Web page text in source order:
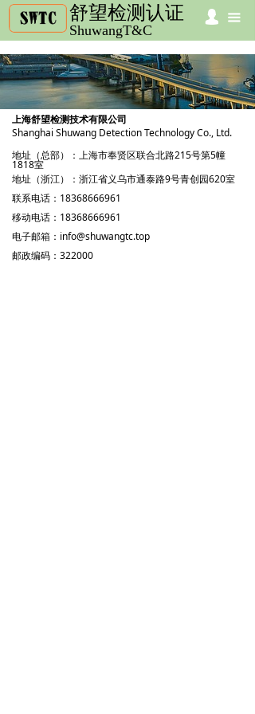
넙 끀
首页
我们的服务
公司介绍
电子跟踪单
资源中心
清关认证
检验验货
舒望检测认证
ShuwangT&C
上海舒望检测技术有限公司
Shanghai Shuwang Detection Technology Co., Ltd.
地址（总部）：上海市奉贤区联合北路215号第5幢
1818室
地址（浙江）：浙江省义乌市通泰路9号青创园620室
联系电话：18368666961
移动电话：18368666961
电子邮箱：info@shuwangtc.top
邮政编码：322000